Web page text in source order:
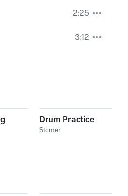
2:25
3:12
Drum Practice
Stomer